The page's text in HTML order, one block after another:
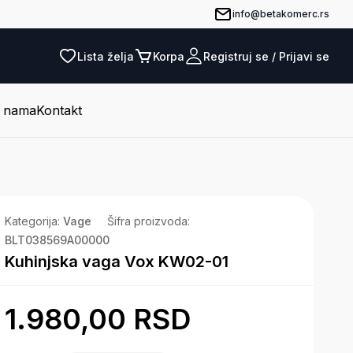
info@betakomerc.rs
Lista želja Korpa
Pogledaj ponudu
Registruj se / Prijavi se
namaKontakt
Kategorija: Vage
Šifra proizvoda:
BLT038569A00000
Kuhinjska vaga Vox KW02-01
1.980,00 RSD